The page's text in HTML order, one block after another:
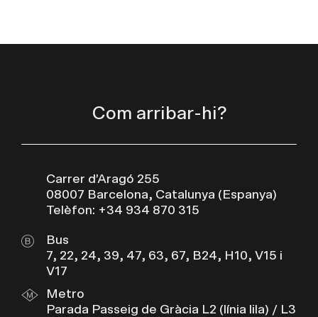
Com arribar-hi?
Carrer d’Aragó 255
08007 Barcelona, Catalunya (Espanya)
Telèfon: +34 934 870 315
Bus
7, 22, 24, 39, 47, 63, 67, B24, H10, V15 i
V17
Metro
Parada Passeig de Gràcia L2 (línia lila) / L3